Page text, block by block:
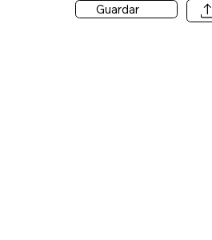
Guardar